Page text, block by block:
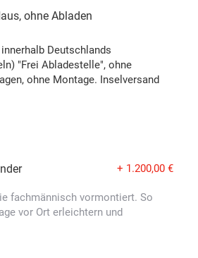
ohne Abladen
Deutschlands
"Frei Abladestelle", ohne
ohne Montage. Inselversand
+ 1.200,00 €
fachmännisch vormontiert. So
vor Ort erleichtern und